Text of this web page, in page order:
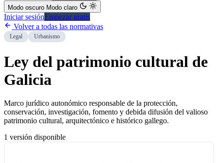
Modo oscuro Modo claro
Iniciar sesiónEmpezar gratis
Volver a todas las normativas
Legal Urbanismo
Ley del patrimonio cultural de
Galicia
Marco jurídico autonómico responsable de la protección,
conservación, investigación, fomento y debida difusión del valioso
patrimonio cultural, arquitectónico e histórico gallego.
1 versión disponible